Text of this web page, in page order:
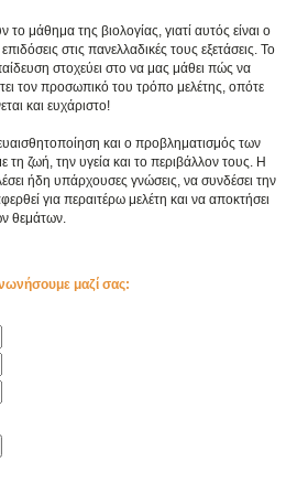
μάθημα της βιολογίας, γιατί αυτός είναι ο
στις πανελλαδικές τους εξετάσεις. Το
στοχεύει στο να μας μάθει πώς να
τον προσωπικό του τρόπο μελέτης, οπότε
και ευχάριστο!
και ο προβληματισμός των
ζωή, την υγεία και το περιβάλλον τους. Η
ήδη υπάρχουσες γνώσεις, να συνδέσει την
για περαιτέρω μελέτη και να αποκτήσει
θεμάτων.
μαζί σας: